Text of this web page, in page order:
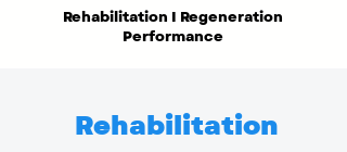
Rehabilitation I Regeneration
Performance
Rehabilitation